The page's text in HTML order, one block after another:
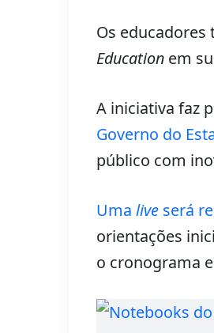
Os
Education em
A iniciativa faz
Governo do
público com
Uma live será
orientações
o cronograma